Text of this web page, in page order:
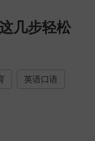
几步轻松
英语口语